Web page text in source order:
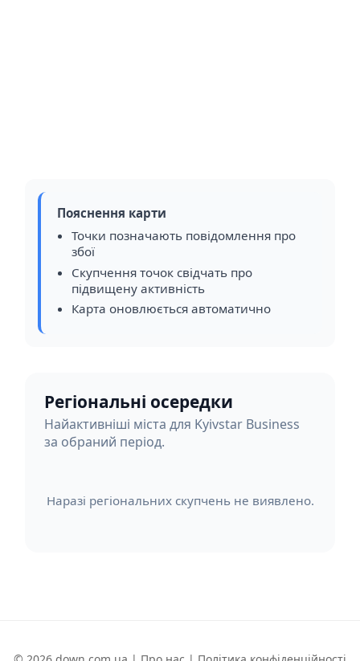
Пояснення карти
Точки позначають повідомлення про
збої
Скупчення точок свідчать про
підвищену активність
Карта оновлюється автоматично
Регіональні осередки
Найактивніші міста для Kyivstar Business
за обраний період.
Наразі регіональних скупчень не виявлено.